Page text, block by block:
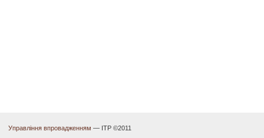
Управління впровадженням — ІТР ©2011